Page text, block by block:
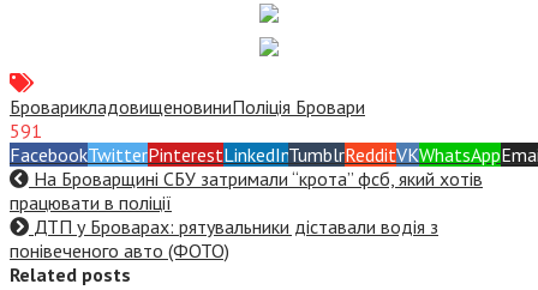
БроварикладовищеновиниПоліція Бровари
591
FacebookTwitterPinterestLinkedInTumblrRedditVKWhatsApp
На Броварщині СБУ затримали “крота” фсб, який хотів
працювати в поліції
ДТП у Броварах: рятувальники діставали водія з
понівеченого авто (ФОТО)
Related posts